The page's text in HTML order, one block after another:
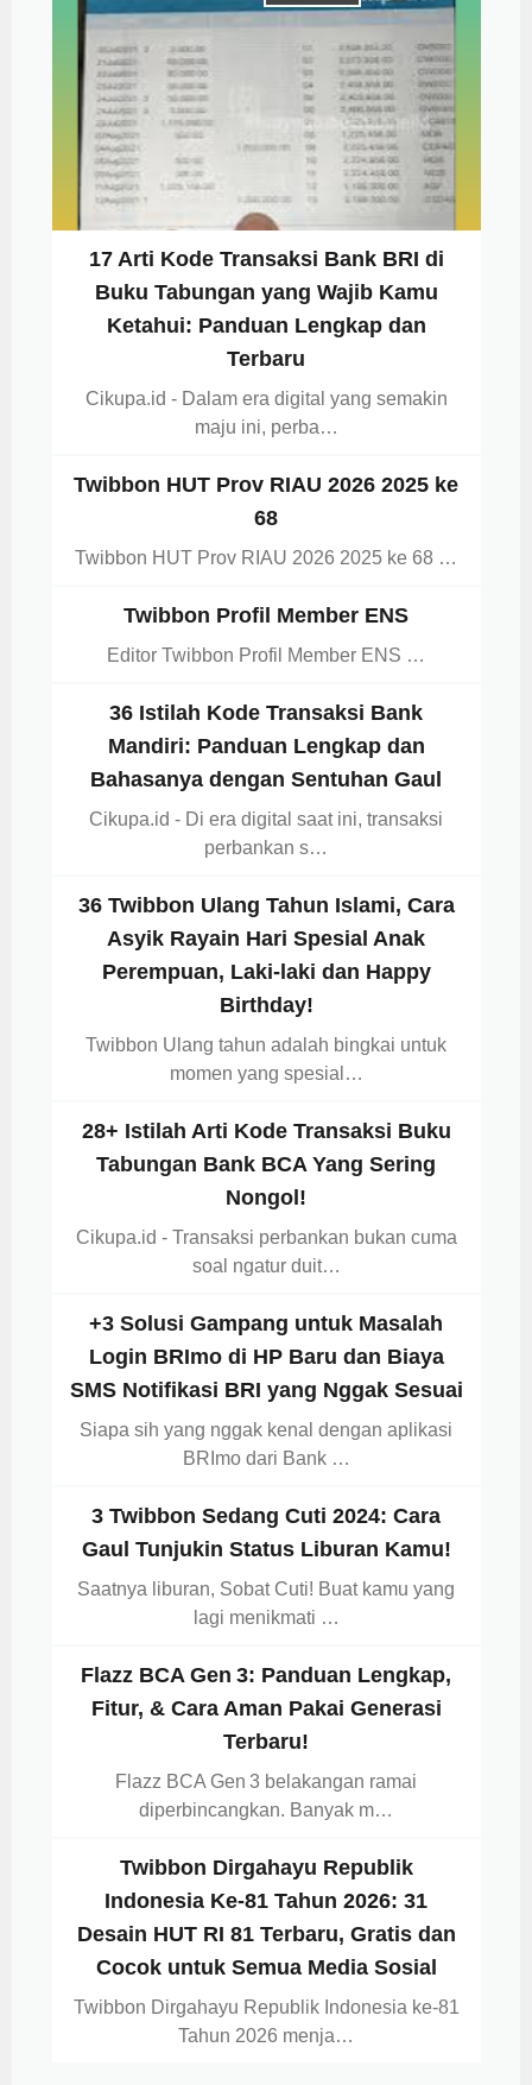
17 Arti Kode Transaksi Bank BRI di
Buku Tabungan yang Wajib Kamu
Ketahui: Panduan Lengkap dan
Terbaru
Cikupa.id - Dalam era digital yang semakin
maju ini, perba…
Twibbon HUT Prov RIAU 2026 2025 ke
68
Twibbon HUT Prov RIAU 2026 2025 ke 68 …
Twibbon Profil Member ENS
Editor Twibbon Profil Member ENS …
36 Istilah Kode Transaksi Bank
Mandiri: Panduan Lengkap dan
Bahasanya dengan Sentuhan Gaul
Cikupa.id - Di era digital saat ini, transaksi
perbankan s…
36 Twibbon Ulang Tahun Islami, Cara
Asyik Rayain Hari Spesial Anak
Perempuan, Laki-laki dan Happy
Birthday!
Twibbon Ulang tahun adalah bingkai untuk
momen yang spesial…
28+ Istilah Arti Kode Transaksi Buku
Tabungan Bank BCA Yang Sering
Nongol!
Cikupa.id - Transaksi perbankan bukan cuma
soal ngatur duit…
+3 Solusi Gampang untuk Masalah
Login BRImo di HP Baru dan Biaya
SMS Notifikasi BRI yang Nggak Sesuai
Siapa sih yang nggak kenal dengan aplikasi
BRImo dari Bank …
3 Twibbon Sedang Cuti 2024: Cara
Gaul Tunjukin Status Liburan Kamu!
Saatnya liburan, Sobat Cuti! Buat kamu yang
lagi menikmati …
Flazz BCA Gen 3: Panduan Lengkap,
Fitur, & Cara Aman Pakai Generasi
Terbaru!
Flazz BCA Gen 3 belakangan ramai
diperbincangkan. Banyak m…
Twibbon Dirgahayu Republik
Indonesia Ke-81 Tahun 2026: 31
Desain HUT RI 81 Terbaru, Gratis dan
Cocok untuk Semua Media Sosial
Twibbon Dirgahayu Republik Indonesia ke-81
Tahun 2026 menja…